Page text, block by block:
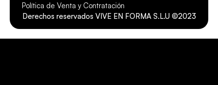
Derechos reservados VIVE EN FORMA S.L.U ©2023
Política de Venta y Contratación